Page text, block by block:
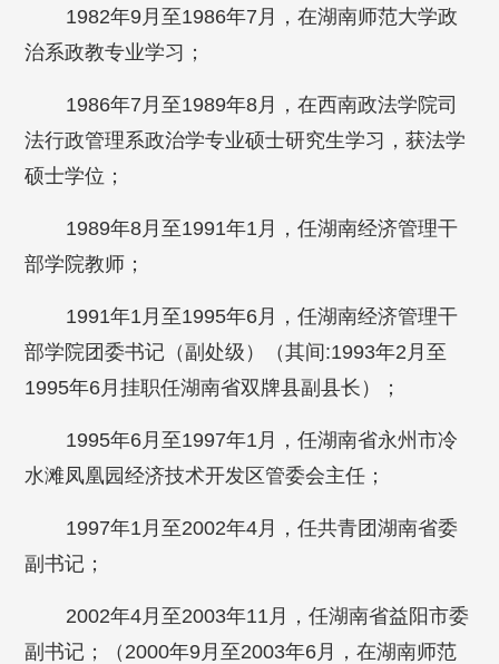
1982年9月至1986年7月，在湖南师范大学政
治系政教专业学习；
1986年7月至1989年8月，在西南政法学院司
法行政管理系政治学专业硕士研究生学习，获法学
硕士学位；
1989年8月至1991年1月，任湖南经济管理干
部学院教师；
1991年1月至1995年6月，任湖南经济管理干
部学院团委书记（副处级）（其间:1993年2月至
1995年6月挂职任湖南省双牌县副县长）；
1995年6月至1997年1月，任湖南省永州市冷
水滩凤凰园经济技术开发区管委会主任；
1997年1月至2002年4月，任共青团湖南省委
副书记；
2002年4月至2003年11月，任湖南省益阳市委
副书记；（2000年9月至2003年6月，在湖南师范